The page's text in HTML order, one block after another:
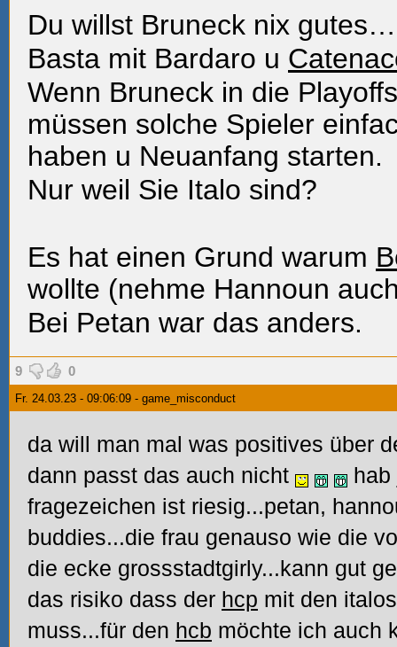
Du willst Bruneck nix
Basta mit Bardaro u
Wenn Bruneck in die
müssen solche Spieler
haben u Neuanfang starten.
Nur weil Sie Italo sind?
Es hat einen Grund warum
wollte (nehme Hannoun
Bei Petan war das anders.
9 0
Fr. 24.03.23 - 09:06:09 - game_misconduct
da will man mal was positives über
dann passt das auch nicht
hab
fragezeichen ist riesig...petan,
buddies...die frau genauso wie die
die ecke grossstadtgirly...kann gut
das risiko dass der hcp mit den
muss...für den hcb möchte ich auch